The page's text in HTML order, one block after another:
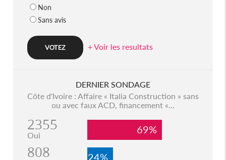
Non
Sans avis
+ Voir les resultats
DERNIER SONDAGE
Côte d'Ivoire : Affaire « Italia Construction » sans
ou avec faux ACD, financement «...
2355
Oui 69%
808 24%